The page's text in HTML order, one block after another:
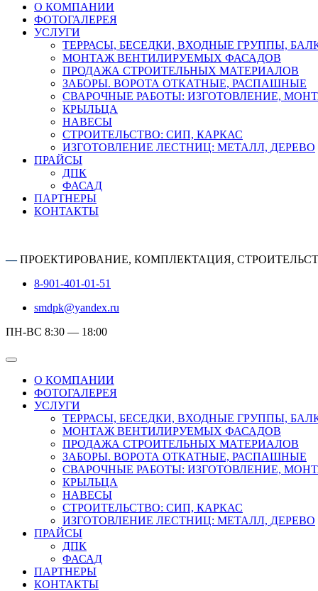
О КОМПАНИИ
ФОТОГАЛЕРЕЯ
УСЛУГИ
ТЕРРАСЫ, БЕСЕДКИ, ВХОДНЫЕ ГРУППЫ,
МОНТАЖ ВЕНТИЛИРУЕМЫХ ФАСАДОВ
ПРОДАЖА СТРОИТЕЛЬНЫХ МАТЕРИАЛОВ
ЗАБОРЫ. ВОРОТА ОТКАТНЫЕ, РАСПАШНЫЕ
СВАРОЧНЫЕ РАБОТЫ: ИЗГОТОВЛЕНИЕ,
КРЫЛЬЦА
НАВЕСЫ
СТРОИТЕЛЬСТВО: СИП, КАРКАС
ИЗГОТОВЛЕНИЕ ЛЕСТНИЦ: МЕТАЛЛ, ДЕРЕВО
ПРАЙСЫ
ДПК
ФАСАД
ПАРТНЕРЫ
КОНТАКТЫ
—ПРОЕКТИРОВАНИЕ, КОМПЛЕКТАЦИЯ,
8-901-401-01-51
smdpk@yandex.ru
ПН-ВС 8:30 — 18:00
О КОМПАНИИ
ФОТОГАЛЕРЕЯ
УСЛУГИ
ТЕРРАСЫ, БЕСЕДКИ, ВХОДНЫЕ ГРУППЫ,
МОНТАЖ ВЕНТИЛИРУЕМЫХ ФАСАДОВ
ПРОДАЖА СТРОИТЕЛЬНЫХ МАТЕРИАЛОВ
ЗАБОРЫ. ВОРОТА ОТКАТНЫЕ, РАСПАШНЫЕ
СВАРОЧНЫЕ РАБОТЫ: ИЗГОТОВЛЕНИЕ,
КРЫЛЬЦА
НАВЕСЫ
СТРОИТЕЛЬСТВО: СИП, КАРКАС
ИЗГОТОВЛЕНИЕ ЛЕСТНИЦ: МЕТАЛЛ, ДЕРЕВО
ПРАЙСЫ
ДПК
ФАСАД
ПАРТНЕРЫ
КОНТАКТЫ